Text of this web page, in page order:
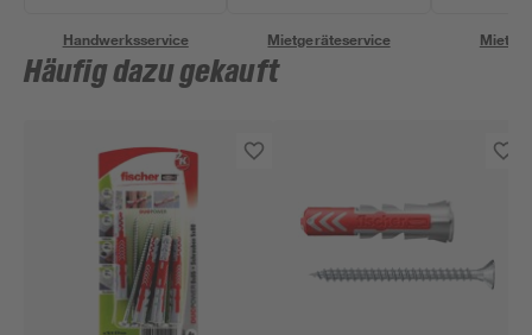
Handwerksservice Mietgeräteservice
Häufig dazu gekauft